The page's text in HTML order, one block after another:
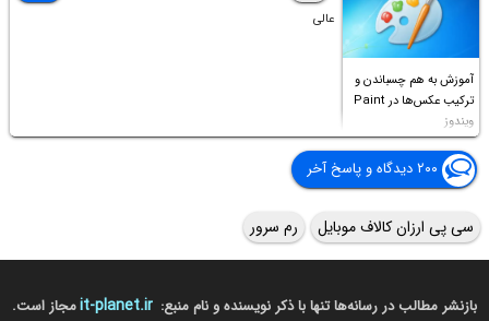
آموزش به هم چسباندن و
ترکیب عکس‌ها در Paint
ویندوز
عالی
۲۰۰ دیدگاه و پاسخ آخر
سی پی ارزان کالاف موبایل رم سرور
بازنشر مطالب در رسانه‌ها تنها با ذکر نویسنده و نام منبع: it-planet.irمجاز است.